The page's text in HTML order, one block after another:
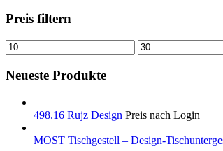
Preis filtern
Min.
Preis
Max.
Preis
Neueste Produkte
498.16 Rujz Design Preis nach Login
MOST Tischgestell – Design-